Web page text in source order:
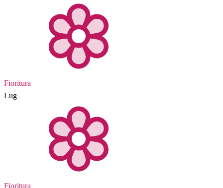
Fioritura
Lug
Fioritura